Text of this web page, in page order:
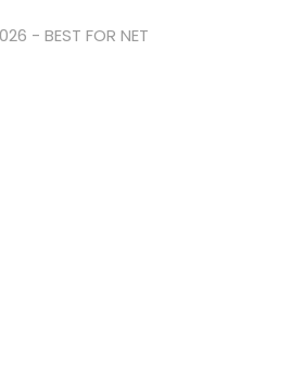
- BEST FOR NET